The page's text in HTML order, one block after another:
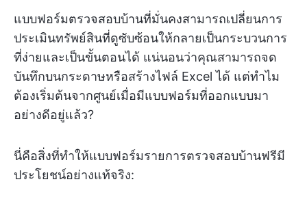
แบบฟอร์มตรวจสอบบ้านที่มั่นคงสามารถเปลี่ยนการ
ประเมินทรัพย์สินที่ดูซับซ้อนให้กลายเป็นกระบวนการ
ที่ง่ายและเป็นขั้นตอนได้ แน่นอนว่าคุณสามารถจด
บันทึกบนกระดาษหรือสร้างไฟล์ Excel ได้ แต่ทำไม
ต้องเริ่มต้นจากศูนย์เมื่อมีแบบฟอร์มที่ออกแบบมา
อย่างดีอยู่แล้ว?
นี่คือสิ่งที่ทำให้แบบฟอร์มรายการตรวจสอบบ้านฟรีมี
ประโยชน์อย่างแท้จริง: